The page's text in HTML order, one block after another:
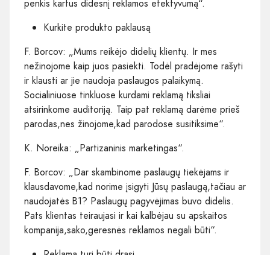
penkis kartus didesnį reklamos efektyvumą“.
Kurkite produkto paklausą
F. Borcov: „Mums reikėjo didelių klientų. Ir mes
nežinojome kaip juos pasiekti. Todėl pradėjome rašyti
ir klausti ar jie naudoja paslaugos palaikymą.
Socialiniuose tinkluose kurdami reklamą tiksliai
atsirinkome auditoriją. Taip pat reklamą darėme prieš
parodas,nes žinojome,kad parodose susitiksime“.
K. Noreika: „Partizaninis marketingas“.
F. Borcov: „Dar skambinome paslaugų tiekėjams ir
klausdavome,kad norime įsigyti Jūsų paslaugą,tačiau ar
naudojatės B1? Paslaugų pagyvėjimas buvo didelis.
Pats klientas teiraujasi ir kai kalbėjau su apskaitos
kompanija,sako,geresnės reklamos negali būti“.